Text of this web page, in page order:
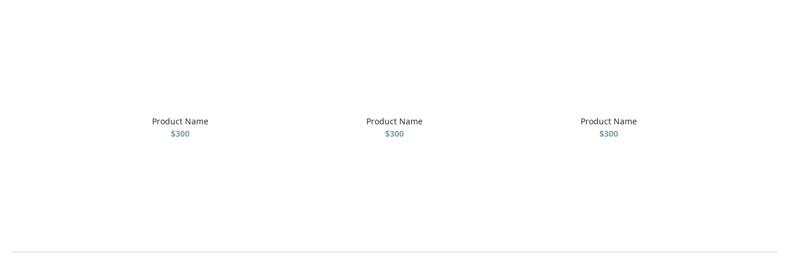
Product Name
$300
Product Name
$300
Product Name
$300